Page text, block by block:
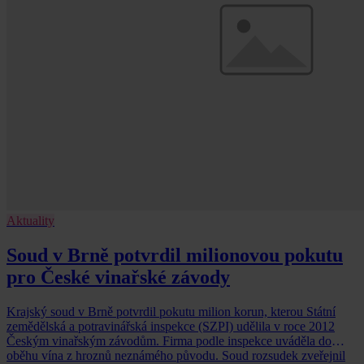
Aktuality
Soud v Brně potvrdil milionovou pokutu
pro České vinařské závody
Krajský soud v Brně potvrdil pokutu milion korun, kterou Státní
zemědělská a potravinářská inspekce (SZPI) udělila v roce 2012
Českým vinařským závodům. Firma podle inspekce uváděla do
oběhu vína z hroznů neznámého původu. Soud rozsudek zveřejnil